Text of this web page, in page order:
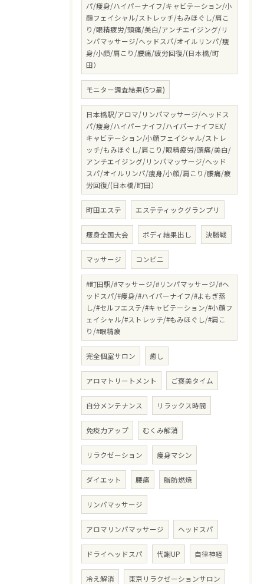
パ/痩身/ハイパーナイフ/キャビテーション/小
顔フェイシャル/ストレッチ/もみほぐし/肩こ
り/眼精疲労/頭痛/美白/アンチエイジング/リ
ンパマッサージ/ヘッドスパ/オイルリンパ/痩
身/小顔/肩こり/腰痛/疲労回復/(日本橋/町
田）
モニター調査結果(5つ星)
日本橋駅/アロマ/リンパマッサージ/ヘッドス
パ/痩身/ハイパーナイフ/ハイパーナイフEX/
キャビテーション/小顔フェイシャル/ストレ
ッチ/もみほぐし/肩こり/眼精疲労/頭痛/美白/
アンチエイジング/リンパマッサージ/ヘッド
スパ/オイルリンパ/痩身/小顔/肩こり/腰痛/疲
労回復/(日本橋/町田）
町田エステ エステティックグランプリ
痩身全国大会 ボディ結果出し 決勝戦
マッサージ コンビニ
#町田駅/#マッサージ/#リンパマッサージ/#ヘ
ッドスパ/#痩身/#ハイパーナイフ/#よもぎ蒸
し/#セルフエステ/#キャビテーション/#小顔フ
ェイシャル/#ストレッチ/#もみほぐし/#肩こ
り/#眼精疲
完全個室サロン 癒し
アロマトリートメント ご褒美タイム
自分メンテナンス リラックス時間
免疫力アップ むくみ解消
リラクゼーション 痩身マシン
ダイエット 腰痛 脂肪燃焼
リンパマッサージ
アロマリンパマッサージ ヘッドスパ
ドライヘッドスパ 代謝UP 自律神経
冷え解消 東京リラクゼーションサロン